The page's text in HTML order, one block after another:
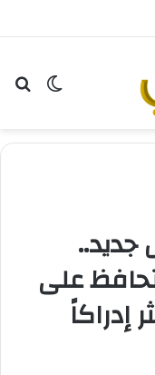
طبيب يشرح
الوضع
جديد..
على
إدراكاً